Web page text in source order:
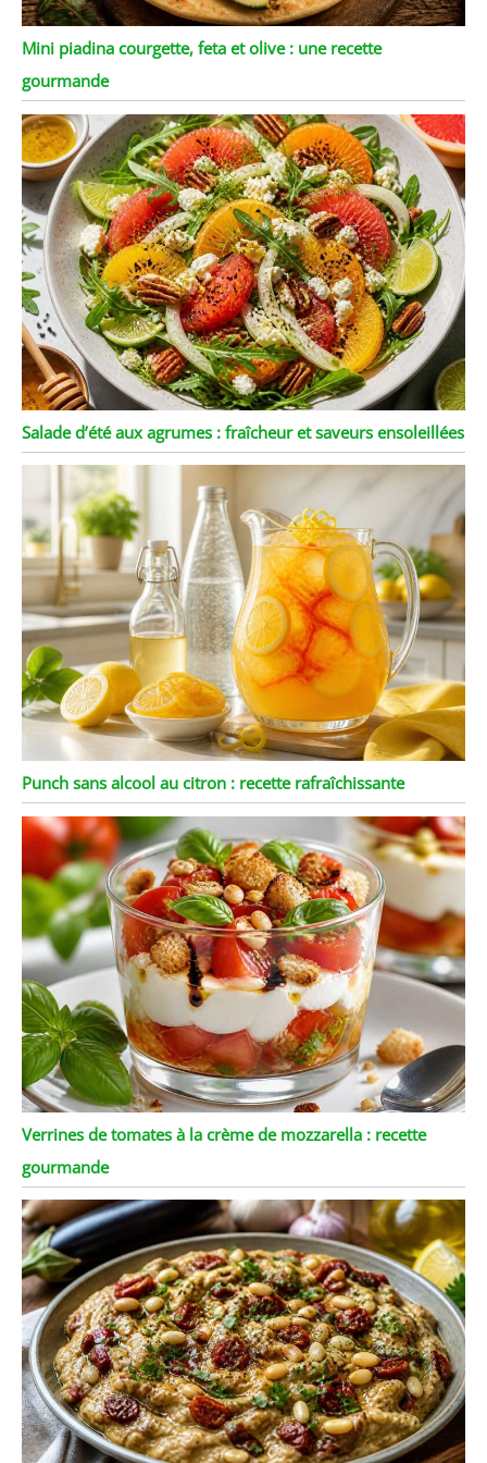
Mini piadina courgette, feta et olive : une recette
gourmande
Salade d’été aux agrumes : fraîcheur et saveurs ensoleillées
Punch sans alcool au citron : recette rafraîchissante
Verrines de tomates à la crème de mozzarella : recette
gourmande